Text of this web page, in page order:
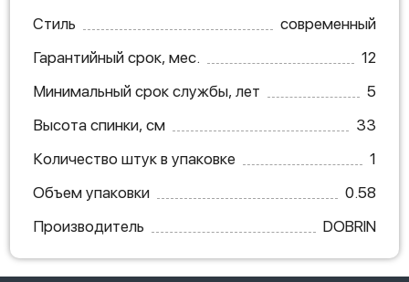
Стиль
современный
Гарантийный срок, мес.
12
Минимальный срок службы, лет
5
Высота спинки, см
33
Количество штук в упаковке
1
Объем упаковки
0.58
Производитель
DOBRIN